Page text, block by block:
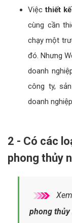
Việc thiết
cùng cần
chạy một
đó. Nhưng
doanh
công ty,
doanh
2 - Có các
phong thủy
phong thủy